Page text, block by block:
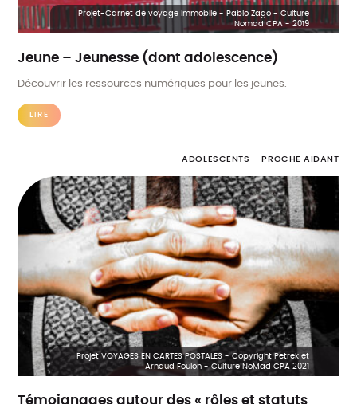
Projet-Carnet de voyage immobile - Pablo Zago - Culture
Nomad CPA - 2019
Jeune – Jeunesse (dont adolescence)
Découvrir les ressources numériques pour les jeunes.
LIRE
ADOLESCENTS PROCHE AIDANT
Projet VOYAGES EN CARTES POSTALES - Copyright Petrek et
Arnaud Foulon - Culture NoMad CPA 2021
Témoignages autour des « rôles et statuts